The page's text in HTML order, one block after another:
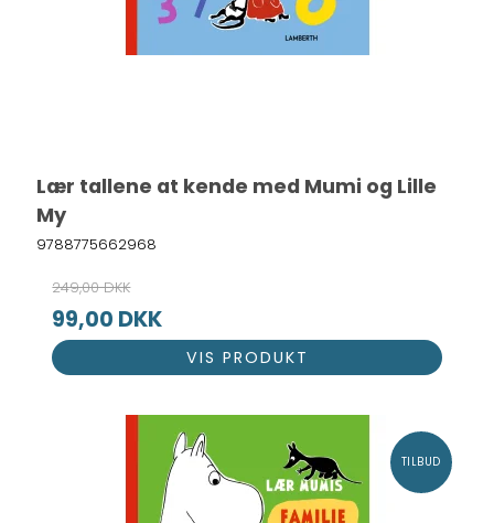
Lær tallene at kende med Mumi og Lille
My
9788775662968
249,00 DKK
99,00 DKK
VIS PRODUKT
TILBUD